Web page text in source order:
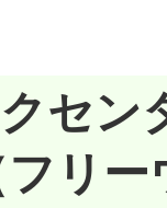
クセ
リー